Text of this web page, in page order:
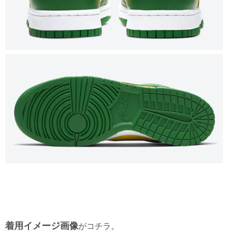
着用イメージ画像がコチラ。